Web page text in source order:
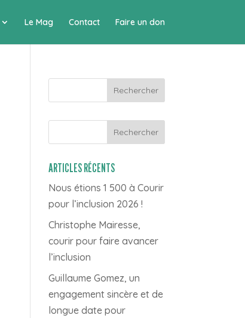
Le Mag Contact Faire un don
Rechercher
ARTICLES RÉCENTS
Nous étions 1 500 à Courir
pour l’inclusion 2026 !
Christophe Mairesse,
courir pour faire avancer
l’inclusion
Guillaume Gomez, un
engagement sincère et de
longue date pour